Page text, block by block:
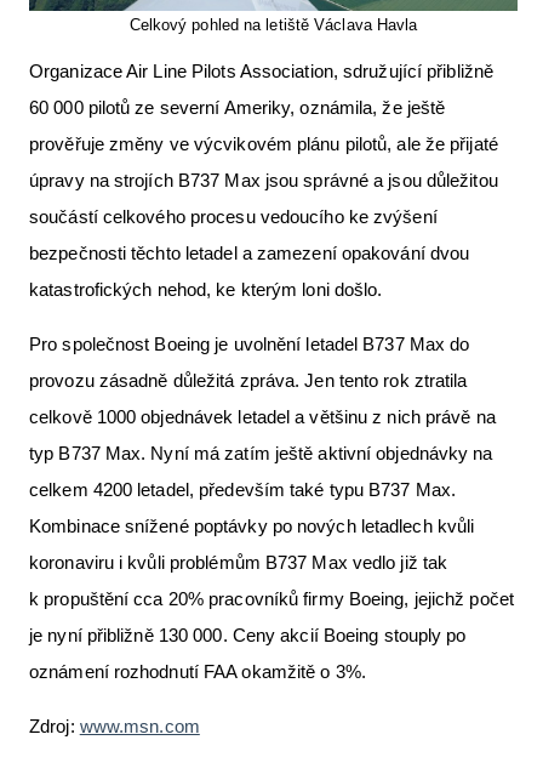
Celkový pohled na letiště Václava Havla
Organizace Air Line Pilots Association, sdružující přibližně
60 000 pilotů ze severní Ameriky, oznámila, že ještě
prověřuje změny ve výcvikovém plánu pilotů, ale že přijaté
úpravy na strojích B737 Max jsou správné a jsou důležitou
součástí celkového procesu vedoucího ke zvýšení
bezpečnosti těchto letadel a zamezení opakování dvou
katastrofických nehod, ke kterým loni došlo.
Pro společnost Boeing je uvolnění letadel B737 Max do
provozu zásadně důležitá zpráva. Jen tento rok ztratila
celkově 1000 objednávek letadel a většinu z nich právě na
typ B737 Max. Nyní má zatím ještě aktivní objednávky na
celkem 4200 letadel, především také typu B737 Max.
Kombinace snížené poptávky po nových letadlech kvůli
koronaviru i kvůli problémům B737 Max vedlo již tak
k propuštění cca 20% pracovníků firmy Boeing, jejichž počet
je nyní přibližně 130 000. Ceny akcií Boeing stouply po
oznámení rozhodnutí FAA okamžitě o 3%.
Zdroj: www.msn.com